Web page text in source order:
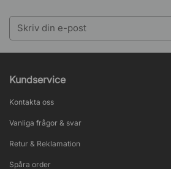
Kundservice
Kontakta oss
Vanliga frågor & svar
Retur & Reklamation
Spåra order